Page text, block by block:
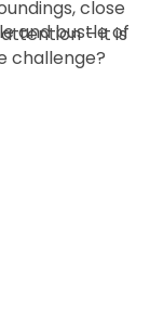
close
and bustle of
– it is
challenge?